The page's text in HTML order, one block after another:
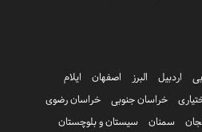
اردبیل البرز اصفهان
ایلام
خراسان جنوبی
خراسان رضوی
سمنان سیستان و بلوچستان